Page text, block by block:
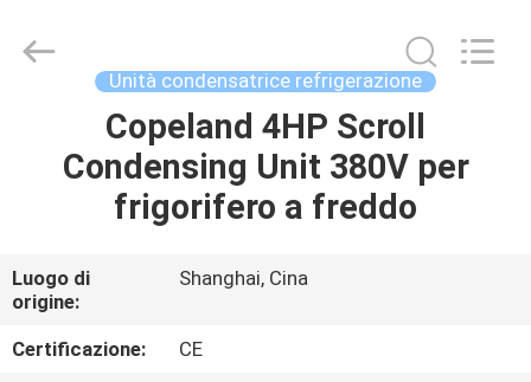
PRODOTTI
MOSTRA
VR
Unità condensatrice refrigerazione
Copeland 4HP Scroll
Condensing Unit 380V per
frigorifero a freddo
Luogo di
origine:
Shanghai, Cina
Certificazione:
CE